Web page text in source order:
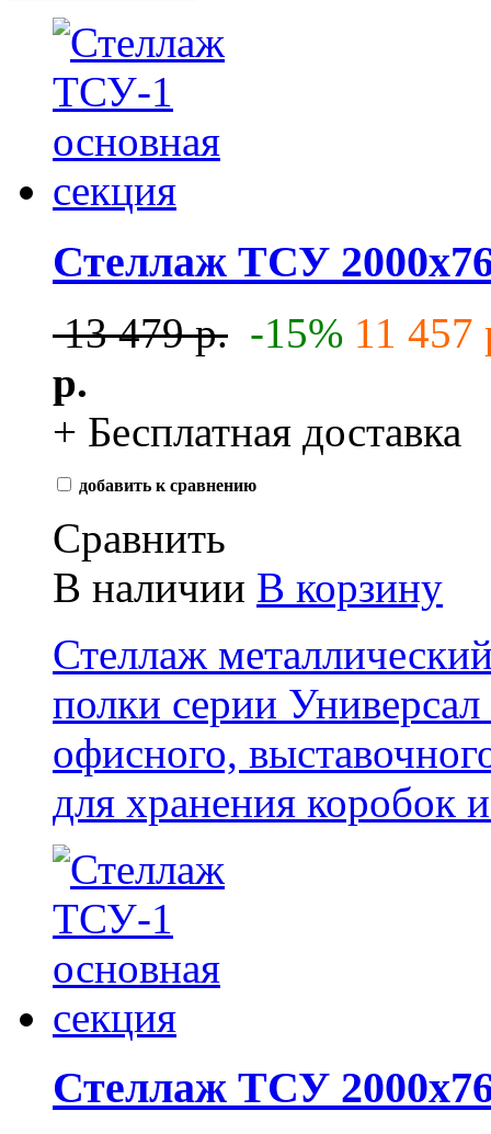
Стеллаж ТСУ
13 479 р. -15% 11 457
р.
+ Бесплатная доставка
добавить к сравнению
Сравнить
В наличии В корзину
Стеллаж
полки серии Универсал
офисного,
для хранения коробок
Стеллаж ТСУ